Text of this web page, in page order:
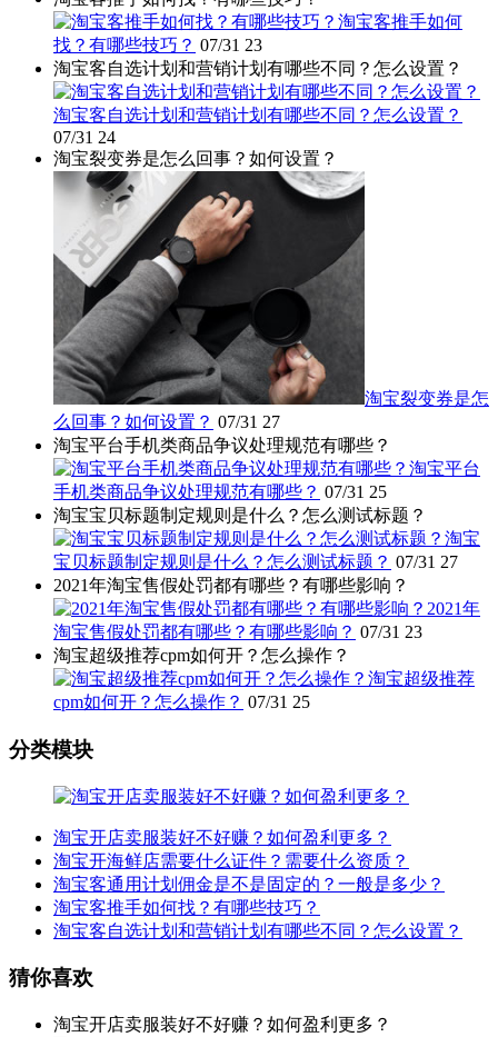
淘宝客推手如何
找？有哪些技巧？ 07/31 23
淘宝客自选计划和营销计划有哪些不同？怎么设置？
淘宝客自选计划和营销计划有哪些不同？怎么设置？
07/31 24
淘宝裂变券是怎么回事？如何设置？
淘宝裂变券是怎
么回事？如何设置？ 07/31 27
淘宝平台手机类商品争议处理规范有哪些？
淘宝平台
手机类商品争议处理规范有哪些？ 07/31 25
淘宝宝贝标题制定规则是什么？怎么测试标题？
淘宝
宝贝标题制定规则是什么？怎么测试标题？ 07/31 27
2021年淘宝售假处罚都有哪些？有哪些影响？
2021年
淘宝售假处罚都有哪些？有哪些影响？ 07/31 23
淘宝超级推荐cpm如何开？怎么操作？
淘宝超级推荐
cpm如何开？怎么操作？ 07/31 25
分类模块
淘宝开店卖服装好不好赚？如何盈利更多？
淘宝开海鲜店需要什么证件？需要什么资质？
淘宝客通用计划佣金是不是固定的？一般是多少？
淘宝客推手如何找？有哪些技巧？
淘宝客自选计划和营销计划有哪些不同？怎么设置？
猜你喜欢
淘宝开店卖服装好不好赚？如何盈利更多？